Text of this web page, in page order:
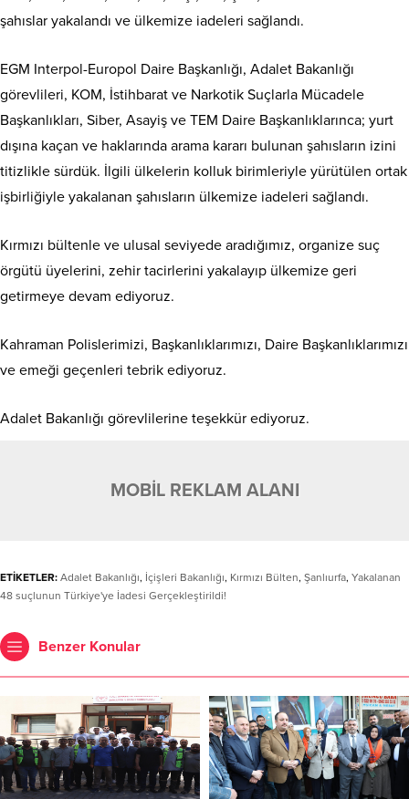
şahıslar yakalandı ve ülkemize iadeleri sağlandı.
EGM Interpol-Europol Daire Başkanlığı, Adalet Bakanlığı
görevlileri, KOM, İstihbarat ve Narkotik Suçlarla Mücadele
Başkanlıkları, Siber, Asayiş ve TEM Daire Başkanlıklarınca; yurt
dışına kaçan ve haklarında arama kararı bulunan şahısların izini
titizlikle sürdük. İlgili ülkelerin kolluk birimleriyle yürütülen ortak
işbirliğiyle yakalanan şahısların ülkemize iadeleri sağlandı.
Kırmızı bültenle ve ulusal seviyede aradığımız, organize suç
örgütü üyelerini, zehir tacirlerini yakalayıp ülkemize geri
getirmeye devam ediyoruz.
Kahraman Polislerimizi, Başkanlıklarımızı, Daire Başkanlıklarımızı
ve emeği geçenleri tebrik ediyoruz.
Adalet Bakanlığı görevlilerine teşekkür ediyoruz.
MOBİL REKLAM ALANI
ETİKETLER: Adalet Bakanlığı, İçişleri Bakanlığı, Kırmızı Bülten, Şanlıurfa, Yakalanan
48 suçlunun Türkiye'ye İadesi Gerçekleştirildi!
Benzer Konular